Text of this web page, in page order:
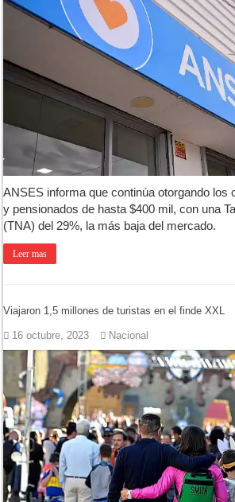
ANSES informa que continúa otorgando los
y pensionados de hasta $400 mil, con una
(TNA) del 29%, la más baja del mercado.
Leer mas
Viajaron 1,5 millones de turistas en el finde XXL
16 octubre, 2023 Nacional